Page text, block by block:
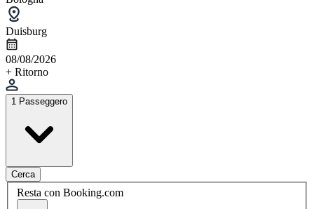
Duisburg
08/08/2026
+ Ritorno
1 Passeggero
Cerca
Resta con Booking.com